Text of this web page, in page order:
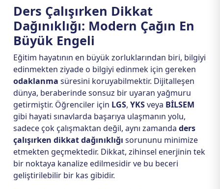
Ders Çalışırken Dikkat
Dağınıklığı: Modern Çağın En
Büyük Engeli
Eğitim hayatının en büyük zorluklarından biri, bilgiyi
edinmekten ziyade o bilgiyi edinmek için gereken
odaklanma süresini koruyabilmektir. Dijitalleşen
dünya, beraberinde sonsuz bir uyaran yağmuru
getirmiştir. Öğrenciler için LGS, YKSveya BİLSEM
gibi hayati sınavlarda başarıya ulaşmanın yolu,
sadece çok çalışmaktan değil, aynı zamanda ders
çalışırken dikkat dağınıklığı sorununu minimize
etmekten geçmektedir. Dikkat, zihinsel enerjinin tek
bir noktaya kanalize edilmesidir ve bu beceri
geliştirilebilir bir kas gibidir.